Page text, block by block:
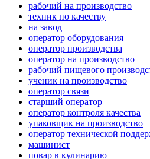
рабочий на производство
техник по качеству
на завод
оператор оборудования
оператор производства
оператор на производство
рабочий пищевого
ученик на производство
оператор связи
старший оператор
оператор контроля качества
упаковщик на производство
оператор технической
машинист
повар в кулинарию